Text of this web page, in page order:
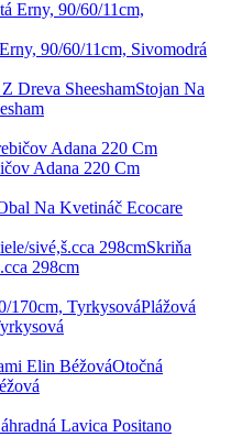
90/60/11cm, Sivomodrá
Stojan Na
Adana 220 Cm
Na Kvetináč Ecocare
Skriňa
298cm
Plážová
Otočná
Lavica Positano